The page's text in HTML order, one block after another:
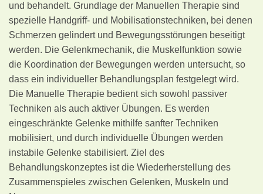
und behandelt. Grundlage der Manuellen Therapie sind
spezielle Handgriff- und Mobilisationstechniken, bei denen
Schmerzen gelindert und Bewegungsstörungen beseitigt
werden. Die Gelenkmechanik, die Muskelfunktion sowie
die Koordination der Bewegungen werden untersucht, so
dass ein individueller Behandlungsplan festgelegt wird.
Die Manuelle Therapie bedient sich sowohl passiver
Techniken als auch aktiver Übungen. Es werden
eingeschränkte Gelenke mithilfe sanfter Techniken
mobilisiert, und durch individuelle Übungen werden
instabile Gelenke stabilisiert. Ziel des
Behandlungskonzeptes ist die Wiederherstellung des
Zusammenspieles zwischen Gelenken, Muskeln und